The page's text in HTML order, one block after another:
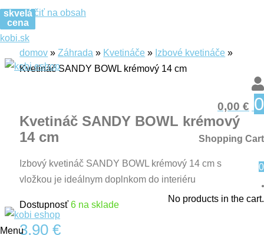
Preskočiť na obsah
kobi.sk
0,00 € 0
Shopping Cart
0
No products in the cart.
Menu
domov »Záhrada » Kvetináče » Izbové kvetináče »
Kvetináč SANDY BOWL krémový 14 cm
Kvetináč SANDY BOWL krémový
14 cm
Izbový kvetináč SANDY BOWL krémový 14 cm s
vložkou je ideálnym doplnkom do interiéru
Dostupnosť 6 na sklade
3,90€
skvelá
cena
skvelá
cena
skvelá
cena
skvelá
cena